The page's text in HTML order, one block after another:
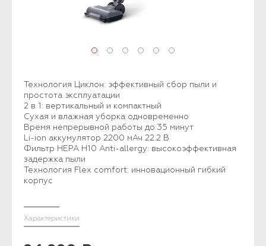
Технология Циклон: эффективный сбор пыли и
простота эксплуатации
2 в 1: вертикальный и компактный
Сухая и влажная уборка одновременно
Время непрерывной работы до 35 минут
Li-ion аккумулятор 2200 мАч 22.2 В
Фильтр HEPA H10 Anti-allergy: высокоэффективная
задержка пыли
Технология Flex comfort: инновационный гибкий
корпус
Характеристики